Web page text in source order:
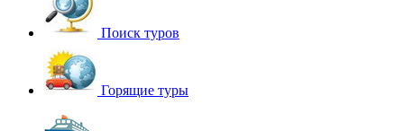
Поиск туров
Горящие туры